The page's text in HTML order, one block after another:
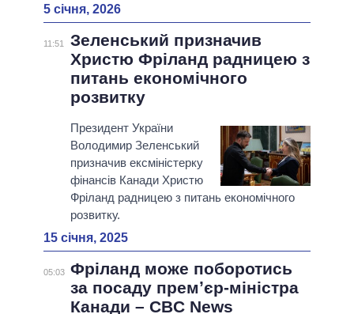
5 січня, 2026
11:51
Зеленський призначив
Христю Фріланд радницею з
питань економічного
розвитку
Президент України
Володимир Зеленський
призначив ексміністерку
фінансів Канади Христю
Фріланд радницею з питань економічного
розвитку.
15 січня, 2025
05:03 Фріланд може поборотись
за посаду премʼєр-міністра
Канади – CBC News